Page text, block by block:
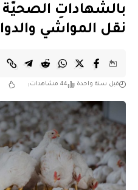
بالشهاداتِ
نقل المواشي
قبل سنة واحدة 44 مشاهدات